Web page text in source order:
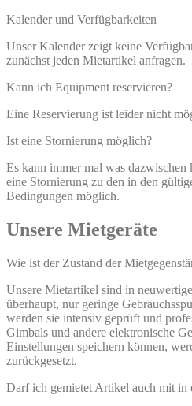
Kalender und Verfügbarkeiten
Unser Kalender zeigt keine
zunächst jeden Mietartikel anfragen.
Kann ich Equipment reservieren?
Eine Reservierung ist leider nicht
Ist eine Stornierung möglich?
Es kann immer mal was
eine Stornierung zu den in den
Bedingungen möglich.
Unsere Mietgeräte
Wie ist der Zustand der
Unsere Mietartikel sind in
überhaupt, nur geringe
werden sie intensiv geprüft und
Gimbals und andere elektronische
Einstellungen speichern können,
zurückgesetzt.
Darf ich gemietet Artikel auch mit in